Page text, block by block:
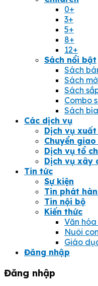
0+
3+
5+
8+
12+
Sách nổi bật
Sách
Sách
Sách
Combo
Sách
Các dịch vụ
Dịch vụ
Chuyển
Dịch vụ tổ
Dịch vụ xây
Tin tức
Sự kiện
Tin phát
Tin nội bộ
Kiến thức
Văn hóa
Nuôi
Giáo
Đăng nhập
Đăng nhập